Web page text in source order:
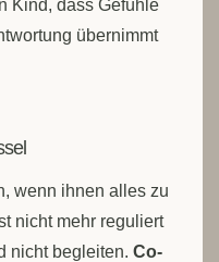
Kind, dass Gefühle
übernimmt
wenn ihnen alles zu
nicht mehr reguliert
nicht begleiten. Co-